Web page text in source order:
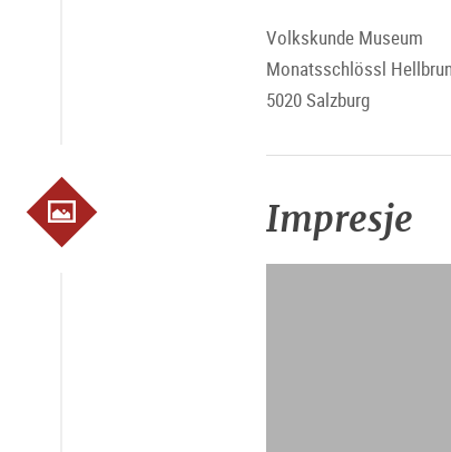
Volkskunde Museum
Monatsschlössl
5020 Salzburg
Impresje